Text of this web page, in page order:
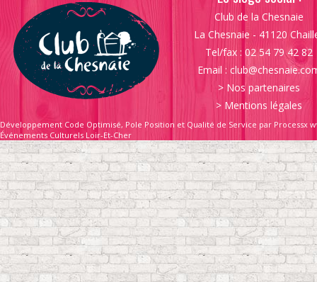
Club de la Chesnaie
La Chesnaie - 41120
Tel/fax : 02 54 79 42 82
Email :
> Nos partenaires
> Mentions légales
Développement Code Optimisé, Pole Position et Qualité de Service par Processx
Événements Culturels Loir-Et-Cher